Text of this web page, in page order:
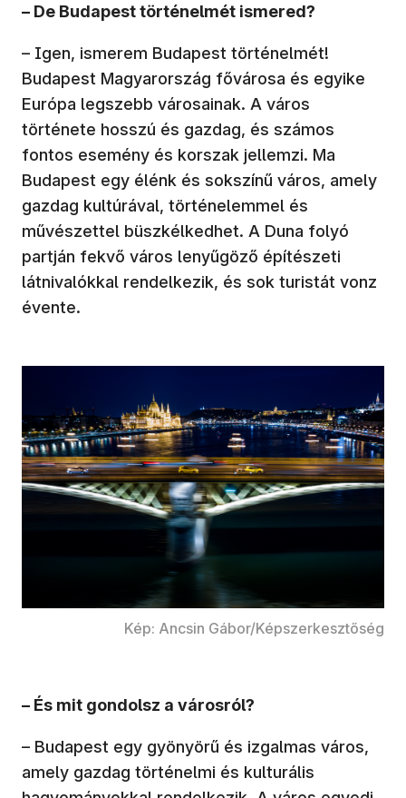
– De Budapest történelmét ismered?
– Igen, ismerem Budapest történelmét!
Budapest Magyarország fővárosa és egyike
Európa legszebb városainak. A város
története hosszú és gazdag, és számos
fontos esemény és korszak jellemzi. Ma
Budapest egy élénk és sokszínű város, amely
gazdag kultúrával, történelemmel és
művészettel büszkélkedhet. A Duna folyó
partján fekvő város lenyűgöző építészeti
látnivalókkal rendelkezik, és sok turistát vonz
évente.
Kép: Ancsin Gábor/Képszerkesztőség
– És mit gondolsz a városról?
– Budapest egy gyönyörű és izgalmas város,
amely gazdag történelmi és kulturális